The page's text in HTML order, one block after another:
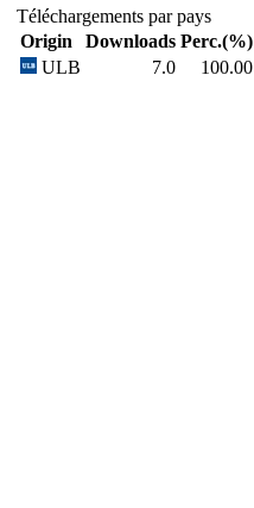
Téléchargements par pays
Origin
Downloads Perc.(%)
ULB
7.0 100.00